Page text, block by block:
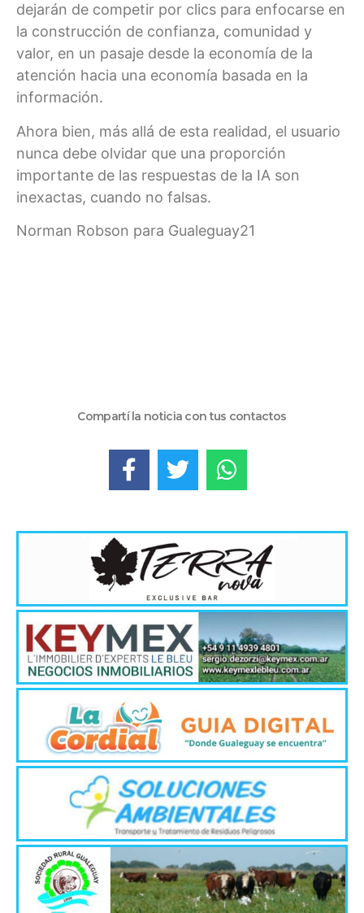
dejarán de competir por clics para enfocarse en
la construcción de confianza, comunidad y
valor, en un pasaje desde la economía de la
atención hacia una economía basada en la
información.
Ahora bien, más allá de esta realidad, el usuario
nunca debe olvidar que una proporción
importante de las respuestas de la IA son
inexactas, cuando no falsas.
Norman Robson para Gualeguay21
Compartí la noticia con tus contactos